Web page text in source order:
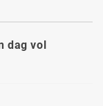
dag vol